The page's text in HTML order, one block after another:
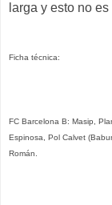
larga y esto no
Ficha técnica:
FC Barcelona B: Masip,
Espinosa, Pol Calvet
Román.